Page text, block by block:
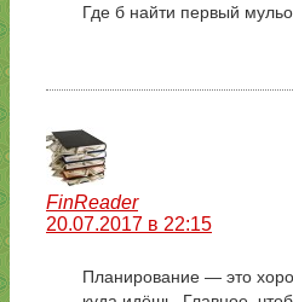
Где б найти первый
FinReader
20.07.2017 в 22:15
Планирование — это